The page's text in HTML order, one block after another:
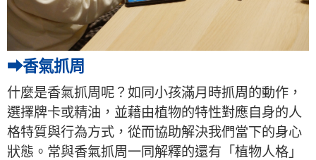
➡香氣抓周
什麼是香氣抓周呢？如同小孩滿月時抓周的動作，
選擇牌卡或精油，並藉由植物的特性對應自身的人
格特質與行為方式，從而協助解決我們當下的身心
狀態。常與香氣抓周一同解釋的還有「植物人格」